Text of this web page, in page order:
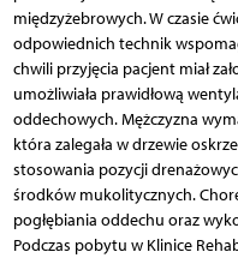
międzyżebrowych. W czasie
odpowiednich technik
chwili przyjęcia pacjent miał
umożliwiała prawidłową
oddechowych. Mężczyzna
która zalegała w drzewie
stosowania pozycji
środków mukolitycznych.
pogłębiania oddechu oraz
Podczas pobytu w Klinice